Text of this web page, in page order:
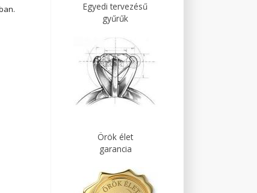
Egyedi tervezésű
gyűrűk
Örök élet
garancia